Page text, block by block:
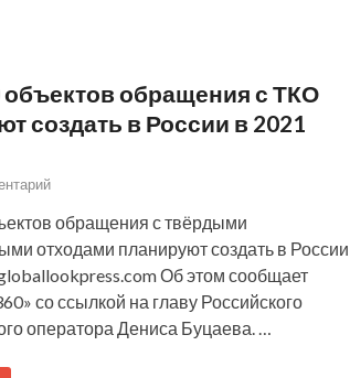
объектов обращения с ТКО
создать в России в 2021
обращения с твёрдыми
отходами планируют создать в России
Об этом сообщает
со ссылкой на главу Российского
оператора Дениса Буцаева. …